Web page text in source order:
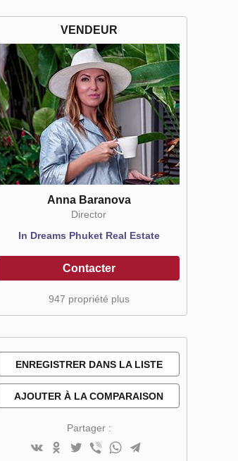
VENDEUR
Anna Baranova
Director
In Dreams Phuket Real Estate
Contacter
947 propriété plus
ENREGISTRER DANS LA LISTE
DE SOUHAITS
AJOUTER À LA COMPARAISON
Partager :